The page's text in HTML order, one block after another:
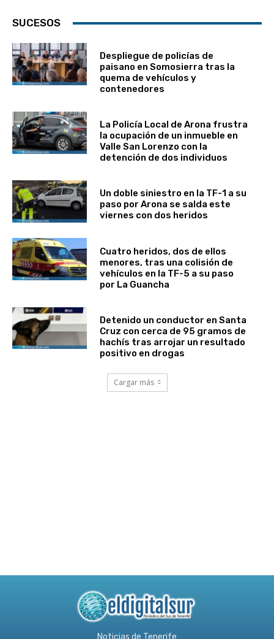
SUCESOS
Despliegue de policías de
paisano en Somosierra tras la
quema de vehículos y
contenedores
La Policía Local de Arona frustra
la ocupación de un inmueble en
Valle San Lorenzo con la
detención de dos individuos
Un doble siniestro en la TF-1 a su
paso por Arona se salda este
viernes con dos heridos
Cuatro heridos, dos de ellos
menores, tras una colisión de
vehículos en la TF-5 a su paso
por La Guancha
Detenido un conductor en Santa
Cruz con cerca de 95 gramos de
hachís tras arrojar un resultado
positivo en drogas
Cargar más
Noticias de Tenerife